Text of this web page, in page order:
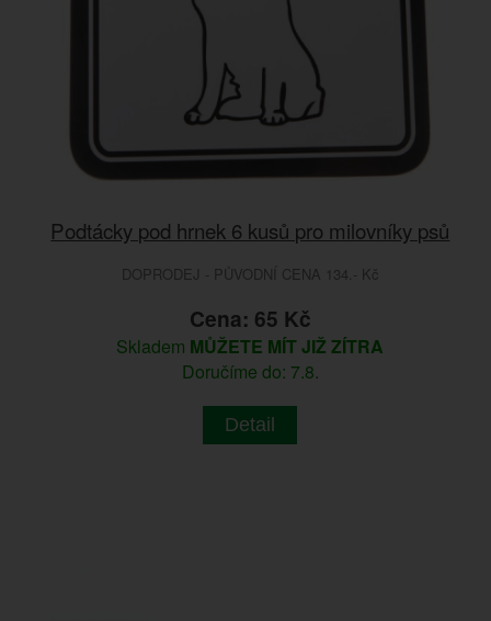
Podtácky pod hrnek 6 kusů pro milovníky psů
DOPRODEJ - PŮVODNÍ CENA 134.- Kč
Cena: 65 Kč
Skladem MŮŽETE MÍT JIŽ ZÍTRA
Doručíme do: 7.8.
Detail